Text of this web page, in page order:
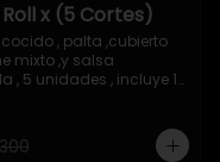
x (5 Cortes)
, palta ,cubierto
mixto ,y salsa
, 5 unidades , incluye 1